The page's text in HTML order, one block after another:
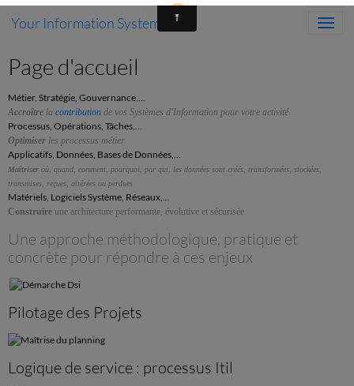
Your Information System
Page d'accueil
Métier, Stratégie, Gouvernance,...
Accroître la contribution de vos Systèmes d'Information pour votre activité
Processus, Opérations, Tâches,...
Optimiser les processus métier
Applicatifs, Données, Bases de Données,...
Maîtriser où, quand, comment, pourquoi, par qui, les données sont créés, transformées, stockées,
transmises, reçues, altérées ou perdues
Matériels, Logiciels Système, Réseaux,...
Construire une architecture performante, évolutive et sécurisée
Une approche méthodologique, pratique et
concrète pour répondre à ces enjeux
Pilotage des Projets
Logique de service : processus Itil